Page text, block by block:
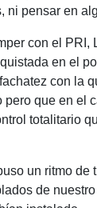
pensar en
con el PRI,
en el
con la
que en el
totalitario
un ritmo de
de